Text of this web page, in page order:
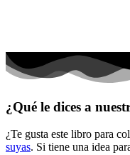
Halloween y otoño
Mandalas
Música e instrumentos musicales
¿Qué le dices a
¿Te gusta este libro para
suyas. Si tiene una idea